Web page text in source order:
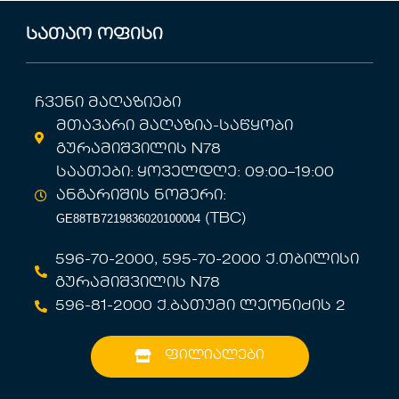
სათაო ოფისი
ჩვენი მაღაზიები
მთავარი მაღაზია-საწყობი
გურამიშვილის N78
საათები: ყოველდღე: 09:00–19:00
ანგარიშის ნომერი:
GE88TB7219836020100004(TBC)
596-70-2000, 595-70-2000 ქ.თბილისი
გურამიშვილის N78
596-81-2000 ქ.ბათუმი ლეონიძის 2
ფილიალები